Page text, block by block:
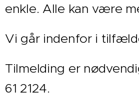
enkle. Alle kan være
Vi går indenfor i
Tilmelding er
61 2124.